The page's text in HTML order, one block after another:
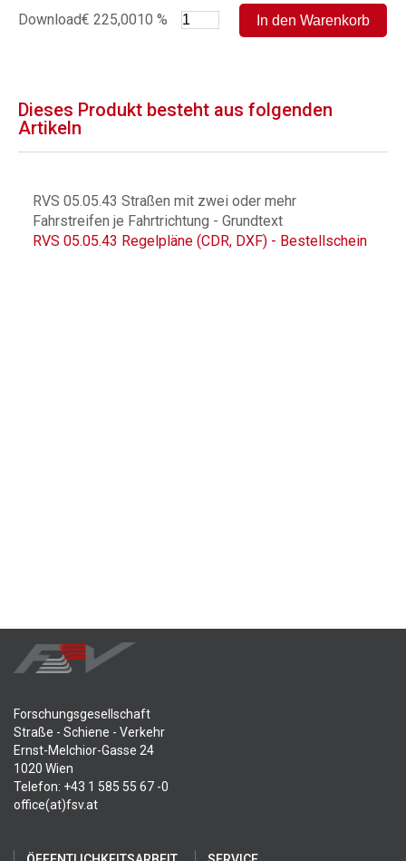
Download€ 225,0010 %
Dieses Produkt besteht aus folgenden
Artikeln
RVS 05.05.43 Straßen mit zwei oder mehr
Fahrstreifen je Fahrtrichtung - Grundtext
RVS 05.05.43 Regelpläne (CDR, DXF) - Bestellschein
Forschungsgesellschaft
Straße - Schiene - Verkehr
Ernst-Melchior-Gasse 24
1020 Wien
Telefon: +43 1 585 55 67 -0
office(at)fsv.at